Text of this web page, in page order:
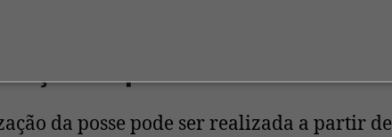
da posse pode ser realizada a partir de